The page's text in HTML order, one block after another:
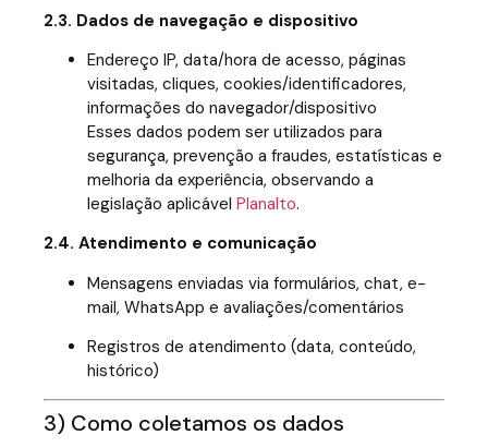
2.3. Dados de navegação e dispositivo
Endereço IP, data/hora de acesso, páginas
visitadas, cliques, cookies/identificadores,
informações do navegador/dispositivo
Esses dados podem ser utilizados para
segurança, prevenção a fraudes, estatísticas e
melhoria da experiência, observando a
legislação aplicável Planalto.
2.4. Atendimento e comunicação
Mensagens enviadas via formulários, chat, e-
mail, WhatsApp e avaliações/comentários
Registros de atendimento (data, conteúdo,
histórico)
3) Como coletamos os dados